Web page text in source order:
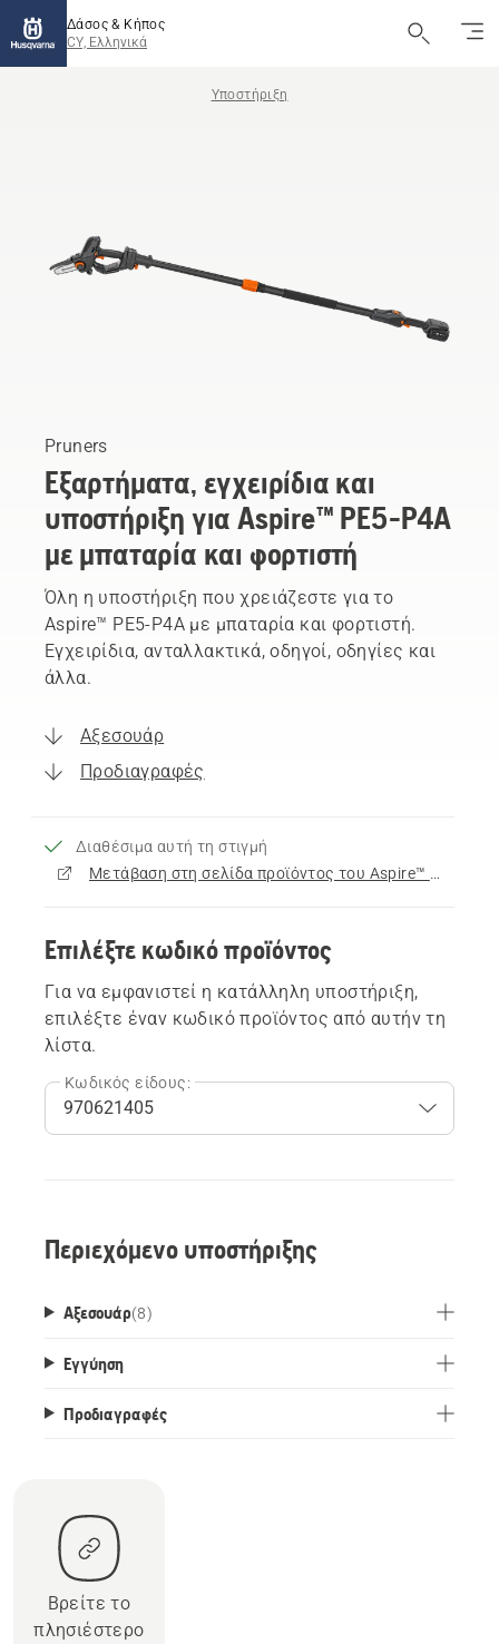
Δάσος & Κήπος
CY, Ελληνικά
Υποστήριξη
Pruners
Εξαρτήματα, εγχειρίδια και
υποστήριξη για Aspire™ PE5-P4A
με μπαταρία και φορτιστή
Όλη η υποστήριξη που χρειάζεστε για το
Aspire™ PE5-P4A με μπαταρία και φορτιστή.
Εγχειρίδια, ανταλλακτικά, οδηγοί, οδηγίες και
άλλα.
Αξεσουάρ
Προδιαγραφές
Διαθέσιμα αυτή τη στιγμή
Μετάβαση στη σελίδα προϊόντος του Aspire™ PE5-P4A με μπαταρία και φορτιστή
Επιλέξτε κωδικό προϊόντος
Για να εμφανιστεί η κατάλληλη υποστήριξη,
επιλέξτε έναν κωδικό προϊόντος από αυτήν τη
λίστα.
Κωδικός είδους:
Περιεχόμενο υποστήριξης
Αξεσουάρ(8)
Εγγύηση
Προδιαγραφές
Βρείτε το
πλησιέστερο